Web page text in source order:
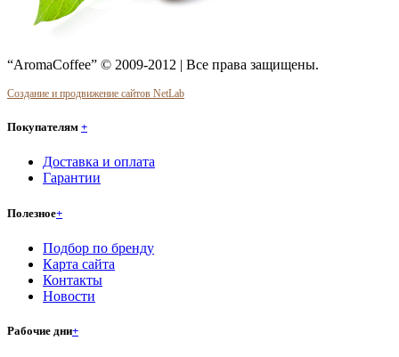
“AromaCoffee” © 2009-2012 | Все права защищены.
Создание и продвижение сайтов NetLab
Покупателям +
Доставка и оплата
Гарантии
Полезное+
Подбор по бренду
Карта сайта
Контакты
Новости
Рабочие дни+